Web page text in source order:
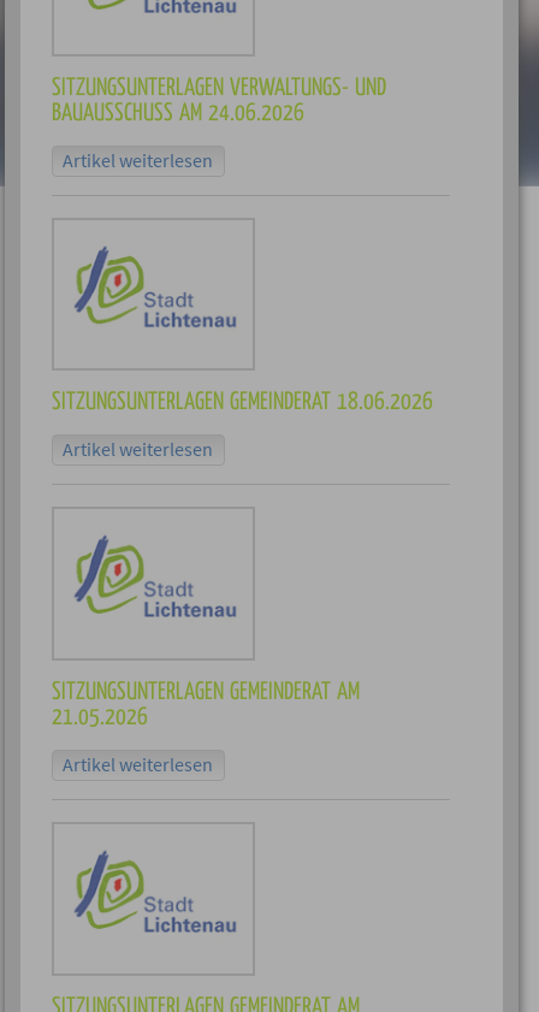
SITZUNGSUNTERLAGEN VERWALTUNGS- UND
BAUAUSSCHUSS AM 24.06.2026
Artikel weiterlesen
SITZUNGSUNTERLAGEN GEMEINDERAT 18.06.2026
Artikel weiterlesen
SITZUNGSUNTERLAGEN GEMEINDERAT AM
21.05.2026
Artikel weiterlesen
SITZUNGSUNTERLAGEN GEMEINDERAT AM